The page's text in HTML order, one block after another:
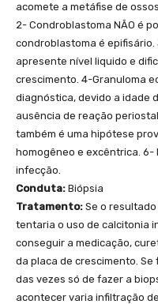
acomete a metáfise de
2- Condroblastoma NÃO é
condroblastoma é
apresente nível liquido e
crescimento. 4-Granuloma
diagnóstica, devido a idade
ausência de reação
também é uma hipótese
homogêneo e excêntrica. 6-
infecção.
Conduta: Biópsia
Tratamento: Se o
tentaria o uso de calcitonia
conseguir a medicação,
da placa de crescimento.
das vezes só de fazer a
acontecer varia infiltração